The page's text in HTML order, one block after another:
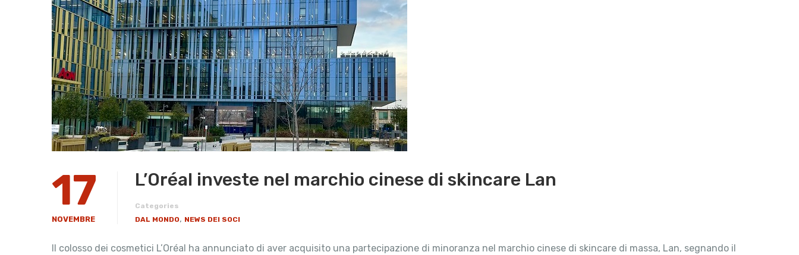
17
NOVEMBRE
L’Oréal investe nel marchio cinese di skincare Lan
Categories
DAL MONDO, NEWS DEI SOCI
Il colosso dei cosmetici L’Oréal ha annunciato di aver acquisito una partecipazione di minoranza nel marchio cinese di skincare di massa, Lan, segnando il